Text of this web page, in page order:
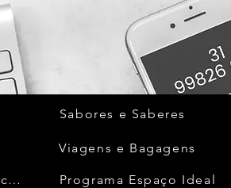
Horizonte dos Inconfidentes
Sabores e Saberes
Viagens e Bagagens
Programa Espaço Ideal